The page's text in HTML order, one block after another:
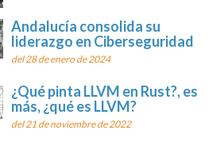
Andalucía consolida su
liderazgo en Ciberseguridad
del 28 de enero de 2024
¿Qué pinta LLVM en Rust?, es
más, ¿qué es LLVM?
del 21 de noviembre de 2022